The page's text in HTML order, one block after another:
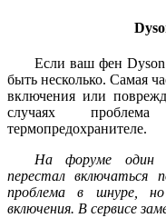
Если ваш фен Dyson
быть несколько. Самая
включения или
случаях
термопредохранителе.
На форуме один
перестал включаться
проблема в шнуре, но
включения. В сервисе